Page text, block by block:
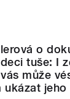
o
tuše: I
může
ukázat